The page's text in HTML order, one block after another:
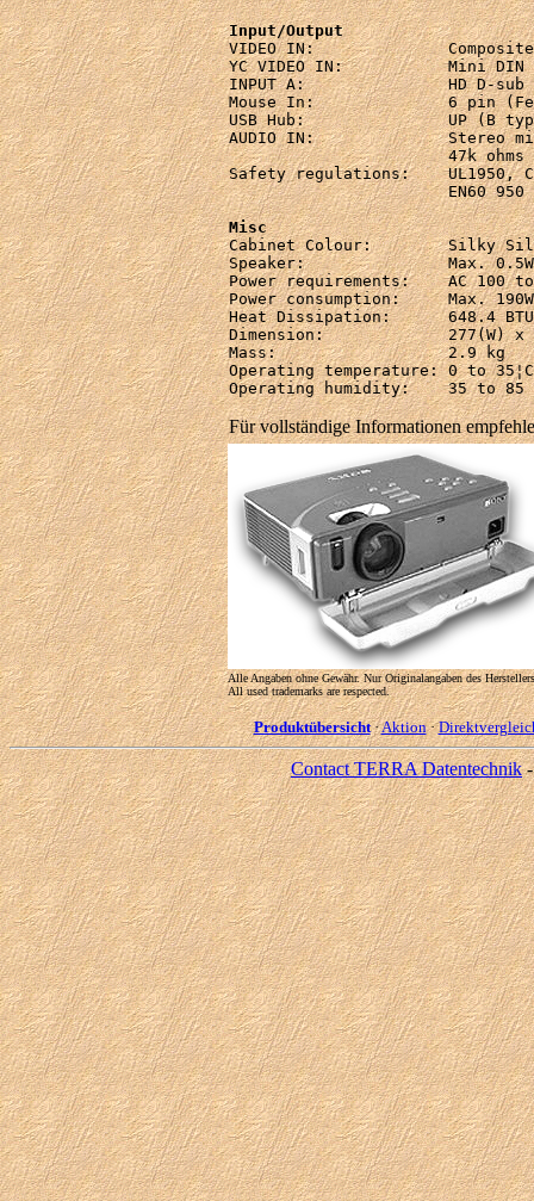
Input/Output
VIDEO IN:              Composite
YC VIDEO IN:           Mini DIN
INPUT A:               HD D-sub
Mouse In:              6 pin
USB Hub:               UP (B type
AUDIO IN:              Stereo mini
                       47k ohms
Safety regulations:    UL1950,
EN60
Misc
Cabinet Colour:        Silky
Speaker:               Max.
Power requirements:    AC 100 to
Power consumption:     Max.
Heat Dissipation:      648.4 BTU
Dimension:             277(W) x
Mass:                  2.9 kg
Operating temperature: 0 to 35¦C
Operating humidity:    35 to 85
Für vollständige Informationen
Alle Angaben ohne Gewähr. Nur Originalangaben des
All used trademarks are respected.
Produktübersicht·Aktion·
Contact TERRA Datentechnik-